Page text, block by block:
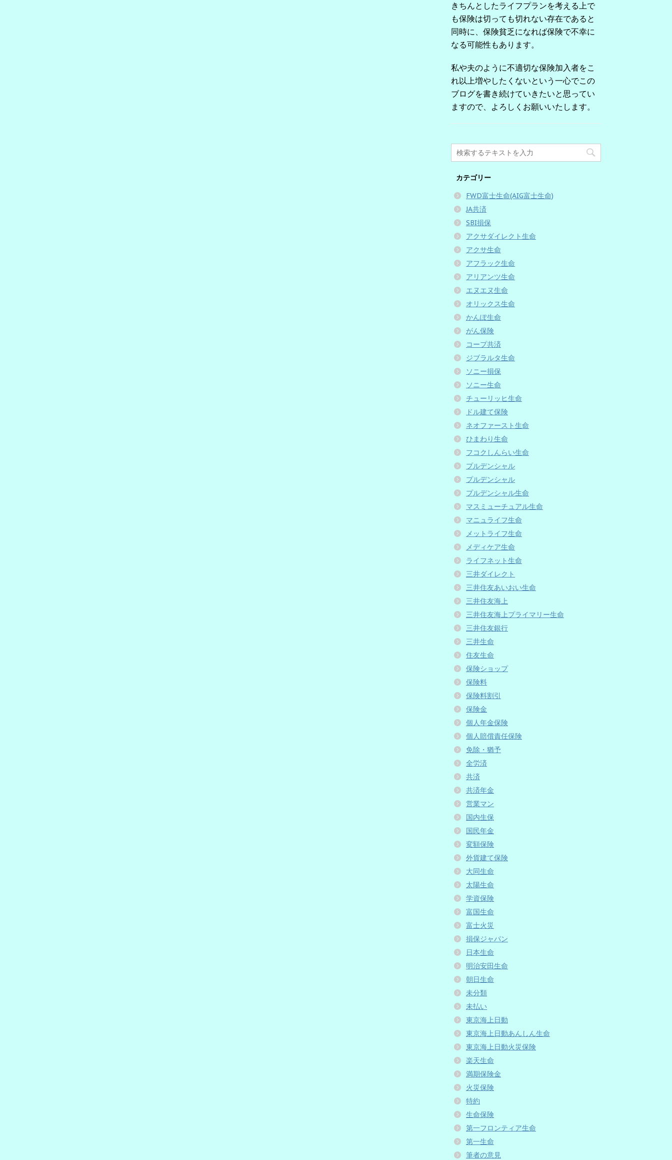
きちんとしたライフプランを考える上で
も保険は切っても切れない存在であると
同時に、保険貧乏になれば保険で不幸に
なる可能性もあります。
私や夫のように不適切な保険加入者をこ
れ以上増やしたくないという一心でこの
ブログを書き続けていきたいと思ってい
ますので、よろしくお願いいたします。
カテゴリー
FWD富士生命(AIG富士生命)
JA共済
SBI損保
アクサダイレクト生命
アクサ生命
アフラック生命
アリアンツ生命
エヌエヌ生命
オリックス生命
かんぽ生命
がん保険
コープ共済
ジブラルタ生命
ソニー損保
ソニー生命
チューリッヒ生命
ドル建て保険
ネオファースト生命
ひまわり生命
フコクしんらい生命
プルデンシャル
プルデンシャル
プルデンシャル生命
マスミューチュアル生命
マニュライフ生命
メットライフ生命
メディケア生命
ライフネット生命
三井ダイレクト
三井住友あいおい生命
三井住友海上
三井住友海上プライマリー生命
三井住友銀行
三井生命
住友生命
保険ショップ
保険料
保険料割引
保険金
個人年金保険
個人賠償責任保険
免除・猶予
全労済
共済
共済年金
営業マン
国内生保
国民年金
変額保険
外貨建て保険
大同生命
太陽生命
学資保険
富国生命
富士火災
損保ジャパン
日本生命
明治安田生命
朝日生命
未分類
未払い
東京海上日動
東京海上日動あんしん生命
東京海上日動火災保険
楽天生命
満期保険金
火災保険
特約
生命保険
第一フロンティア生命
第一生命
筆者の意見